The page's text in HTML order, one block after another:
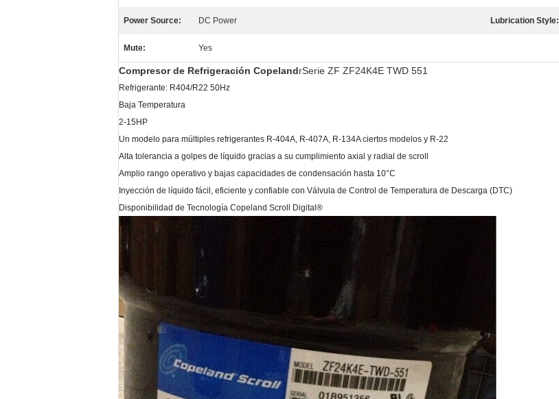
Power Source: DC Power Lubrication Style:
Mute: Yes
Compresor de Refrigeración CopelandrSerie ZF ZF24K4E TWD 551
Refrigerante: R404/R22 50Hz
Baja Temperatura
2-15HP
Un modelo para múltiples refrigerantes R-404A, R-407A, R-134A ciertos modelos y R-22
Alta tolerancia a golpes de líquido gracias a su cumplimiento axial y radial de scroll
Amplio rango operativo y bajas capacidades de condensación hasta 10°C
Inyección de líquido fácil, eficiente y confiable con Válvula de Control de Temperatura de Descarga (DTC)
Disponibilidad de Tecnología Copeland Scroll Digital®